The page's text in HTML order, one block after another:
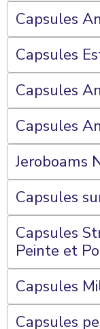
Capsules
Capsules
Capsules
Capsules
Jeroboams
Capsules
Capsules
Peinte et
Capsules
Capsules